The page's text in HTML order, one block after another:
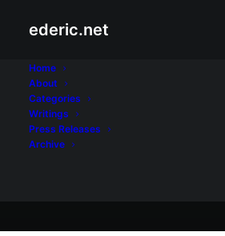
ederic.net
Home
About
Categories
Writings
Press Releases
Archive